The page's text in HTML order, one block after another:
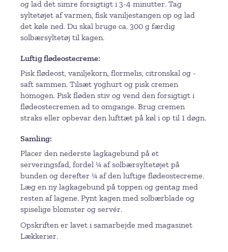
og lad det simre forsigtigt i 3-4 minutter. Tag
syltetøjet af varmen, fisk vaniljestangen op og lad
det køle ned. Du skal bruge ca. 300 g færdig
solbærsyltetøj til kagen.
Luftig flødeostecreme
Pisk flødeost, vaniljekorn, flormelis, citronskal og -
saft sammen. Tilsæt yoghurt og pisk cremen
homogen. Pisk fløden stiv og vend den forsigtigt i
flødeostecremen ad to omgange. Brug cremen
straks eller opbevar den lufttæt på køl i op til 1 døgn.
Samling
Placer den nederste lagkagebund på et
serveringsfad, fordel ¼ af solbærsyltetøjet på
bunden og derefter ¼ af den luftige flødeostecreme.
Læg en ny lagkagebund på toppen og gentag med
resten af lagene. Pynt kagen med solbærblade og
spiselige blomster og servér.
Opskriften er lavet i samarbejde med magasinet
Lækkerier.